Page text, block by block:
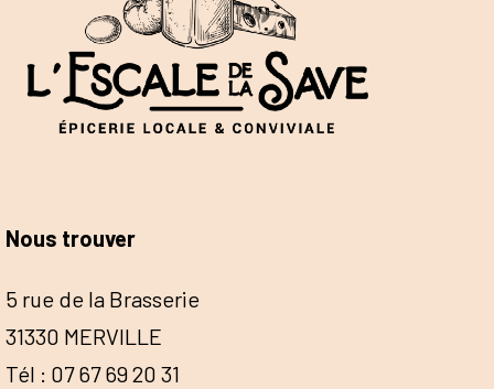
Nous trouver
5 rue de la Brasserie
31330 MERVILLE
Tél : 07 67 69 20 31